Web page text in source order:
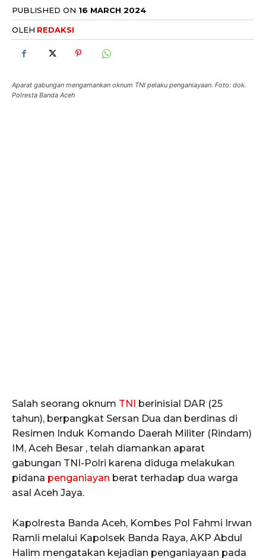
PUBLISHED ON 16 MARCH 2024
OLEH REDAKSI
Aparat gabungan mengamankan oknum TNI pelaku penganiayaan. Foto: dok.
Polresta Banda Aceh
Salah seorang oknum TNI berinisial DAR (25
tahun), berpangkat Sersan Dua dan berdinas di
Resimen Induk Komando Daerah Militer (Rindam)
IM, Aceh Besar , telah diamankan aparat
gabungan TNI-Polri karena diduga melakukan
pidana penganiayan berat terhadap dua warga
asal Aceh Jaya.
Kapolresta Banda Aceh, Kombes Pol Fahmi Irwan
Ramli melalui Kapolsek Banda Raya, AKP Abdul
Halim mengatakan kejadian penganiayaan pada